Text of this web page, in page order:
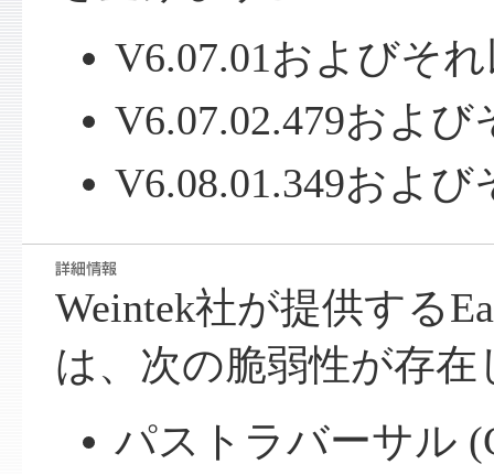
V6.07.01およびそ
V6.07.02.479および
V6.08.01.349および
Weintek社が提供する
は、次の脆弱性が存在
パストラバーサル